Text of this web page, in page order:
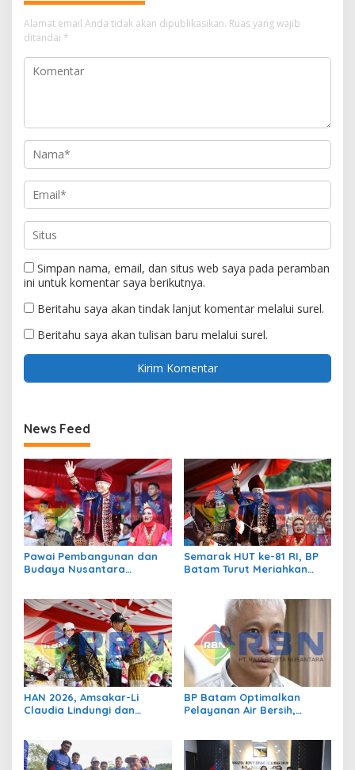
Alamat email Anda tidak akan dipublikasikan. Ruas yang wajib
ditandai *
Simpan nama, email, dan situs web saya pada peramban
ini untuk komentar saya berikutnya.
Beritahu saya akan tindak lanjut komentar melalui surel.
Beritahu saya akan tulisan baru melalui surel.
News Feed
Pawai Pembangunan dan
Budaya Nusantara
Semarak HUT ke-81 RI, BP
Batam Turut Meriahkan
HAN 2026, Amsakar-Li
Claudia Lindungi dan
BP Batam Optimalkan
Pelayanan Air Bersih,